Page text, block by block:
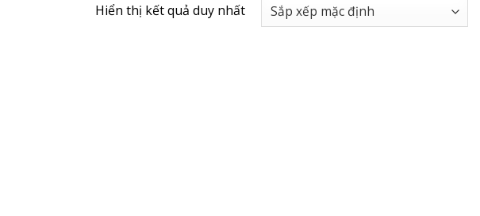
Hiển thị kết quả duy nhất